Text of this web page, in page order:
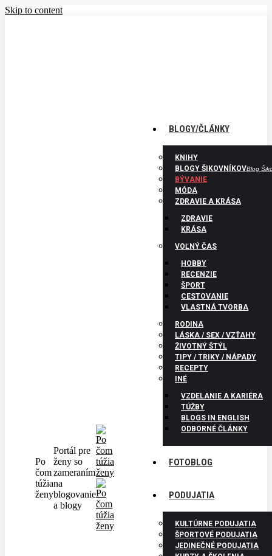
Skip to content
Po
čom
túžia
ženy
Portál pre
ženy so
zameraním
na
blogovanie
a blogy
BLOGY/ČLÁNKY
KNIHY
BLOGY ŠIKOVNÍKOVBlog
BÝVANIE
MÓDA
ZDRAVIE A KRÁSA
ZDRAVIE
KRÁSA
VOĽNÝ ČAS
HOBBY
RECENZIE
ŠPORT
CESTOVANIE
VLASTNÁ TVORBA
RODINA
LÁSKA / SEX / VZŤAHY
ŽIVOTNÝ ŠTÝL
TIPY / TRIKY / NÁPADY
RECEPTY
INÉ
VZDELANIE A KARIÉRA
TÚŽBY
BLOGS IN ENGLISH
ODBORNÉ ČLÁNKY
FOTOBLOG
PODUJATIA
KULTÚRNE PODUJATIA
ŠPORTOVÉ PODUJATIA
JEDINEČNÉ PODUJATIA